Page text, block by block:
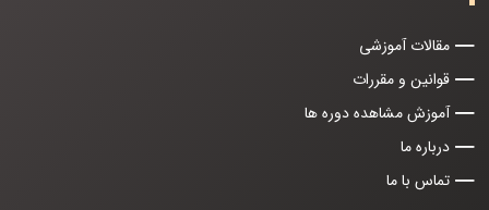
مقالات آموزشی
قوانین و مقررات
آموزش مشاهده دوره ها
درباره ما
تماس با ما